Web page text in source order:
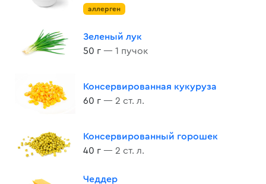
аллерген
Зеленый лук
50 г — 1 пучок
Консервированная кукуруза
60 г — 2 ст. л.
Консервированный горошек
40 г — 2 ст. л.
Чеддер